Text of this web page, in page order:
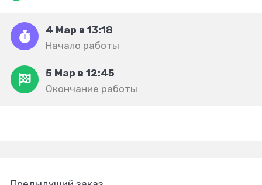
4 Мар в 13:18
Начало работы
5 Мар в 12:45
Окончание работы